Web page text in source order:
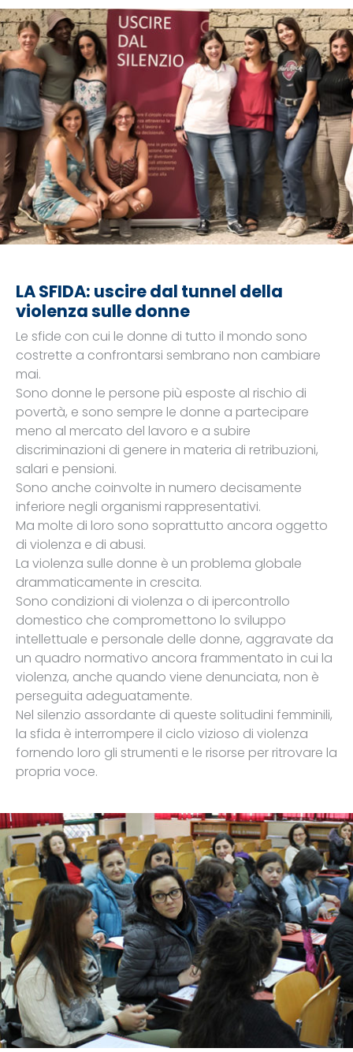
LA SFIDA: uscire dal tunnel della
violenza sulle donne
Le sfide con cui le donne di tutto il mondo sono
costrette a confrontarsi sembrano non cambiare
mai.
Sono donne le persone più esposte al rischio di
povertà, e sono sempre le donne a partecipare
meno al mercato del lavoro e a subire
discriminazioni di genere in materia di retribuzioni,
salari e pensioni.
Sono anche coinvolte in numero decisamente
inferiore negli organismi rappresentativi.
Ma molte di loro sono soprattutto ancora oggetto
di violenza e di abusi.
La violenza sulle donne è un problema globale
drammaticamente in crescita.
Sono condizioni di violenza o di ipercontrollo
domestico che compromettono lo sviluppo
intellettuale e personale delle donne, aggravate da
un quadro normativo ancora frammentato in cui la
violenza, anche quando viene denunciata, non è
perseguita adeguatamente.
Nel silenzio assordante di queste solitudini femminili,
la sfida è interrompere il ciclo vizioso di violenza
fornendo loro gli strumenti e le risorse per ritrovare la
propria voce.